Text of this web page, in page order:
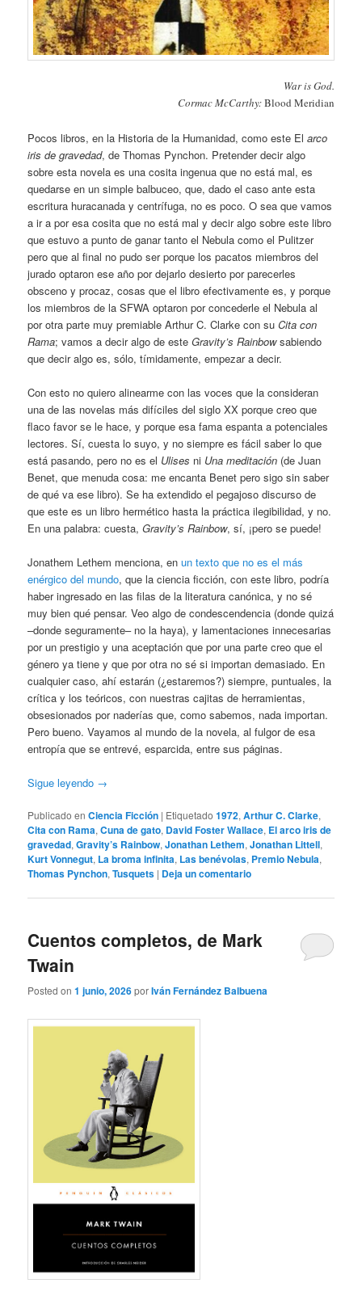
War is God.
Cormac McCarthy:Blood Meridian
Pocos libros, en la Historia de la Humanidad, como este Elarco
iris de gravedad, de Thomas Pynchon. Pretender decir algo
sobre esta novela es una cosita ingenua que no está mal, es
quedarse en un simple balbuceo, que, dado el caso ante esta
escritura huracanada y centrífuga, no es poco. O sea que vamos
a ir a por esa cosita que no está mal y decir algo sobre este libro
que estuvo a punto de ganar tanto el Nebula como el Pulitzer
pero que al final no pudo ser porque los pacatos miembros del
jurado optaron ese año por dejarlo desierto por parecerles
obsceno y procaz, cosas que el libro efectivamente es, y porque
los miembros de la SFWA optaron por concederle el Nebula al
por otra parte muy premiable Arthur C. Clarke con suCita con
Rama; vamos a decir algo de esteGravity’s Rainbowsabiendo
que decir algo es, sólo, tímidamente, empezar a decir.
Con esto no quiero alinearme con las voces que la consideran
una de las novelas más difíciles del siglo XX porque creo que
flaco favor se le hace, y porque esa fama espanta a potenciales
lectores. Sí, cuesta lo suyo, y no siempre es fácil saber lo que
está pasando, pero no es el Ulises ni Una meditación (de Juan
Benet, que menuda cosa: me encanta Benet pero sigo sin saber
de qué va ese libro). Se ha extendido el pegajoso discurso de
que este es un libro hermético hasta la práctica ilegibilidad, y no.
En una palabra: cuesta,Gravity’s Rainbow, sí, ¡pero se puede!
Jonathem Lethem menciona, enun texto que no es el más
enérgico del mundo, que la ciencia ficción, con este libro, podría
haber ingresado en las filas de la literatura canónica, y no sé
muy bien qué pensar. Veo algo de condescendencia (donde quizá
–donde seguramente– no la haya), y lamentaciones innecesarias
por un prestigio y una aceptación que por una parte creo que el
género ya tiene y que por otra no sé si importan demasiado. En
cualquier caso, ahí estarán (¿estaremos?) siempre, puntuales, la
crítica y los teóricos, con nuestras cajitas de herramientas,
obsesionados por naderías que, como sabemos, nada importan.
Pero bueno. Vayamos al mundo de la novela, al fulgor de esa
entropía que se entrevé, esparcida, entre sus páginas.
Sigue leyendo →
Publicado en Ciencia Ficción | Etiquetado 1972,Arthur C. Clarke,
Cita con Rama,Cuna de gato, David Foster Wallace, El arco iris de
gravedad,Gravity’s Rainbow,Jonathan Lethem,Jonathan Littell,
Kurt Vonnegut, La broma infinita, Las benévolas, Premio Nebula,
Thomas Pynchon,Tusquets | Deja un comentario
Cuentos completos, de Mark
Twain
Posted on1 junio, 2026porIván Fernández Balbuena